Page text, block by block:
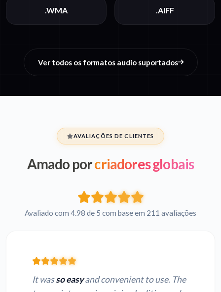
.WMA .AIFF
Ver todos os formatos audio suportados
AVALIAÇÕES DE CLIENTES
Amado porcriadores globais
Avaliado com 4.98 de 5 com base em 211 avaliações
It wasso easyand convenient to use. The